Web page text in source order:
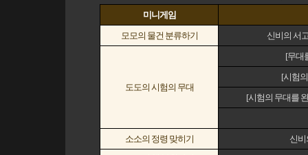
미니게임
모모의 물건 분류하기
신비의 서
도도의 시험의 무대
[무대
[시험
[시험의 무대를
소소의 정령 맞히기
신비